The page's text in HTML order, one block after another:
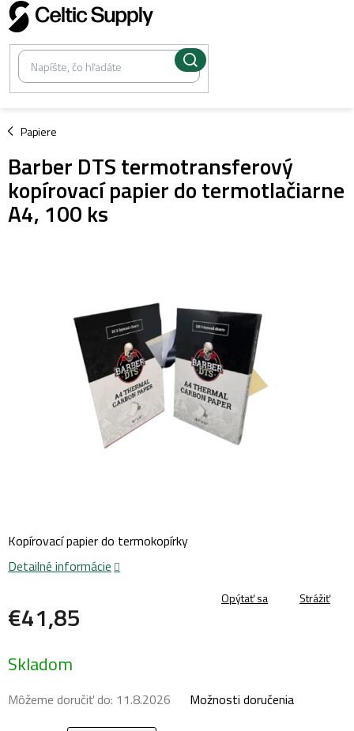
Prejsť
na
obsah
Papiere
/
Barber DTS termotransferový
kopírovací papier do termotlačiarne
A4, 100 ks
€41,85
cena:
Skladom
Môžeme doručiť do: 11.8.2026 Možnosti doručenia
Kopírovací papier do termokopírky
Detailné informácie
Opýtať sa Strážiť